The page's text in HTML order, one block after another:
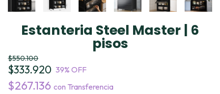
Estanteria Steel Master | 6
pisos
$550.100
$333.920 39% OFF
$267.136 con Transferencia